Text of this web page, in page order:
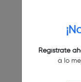
Regístrate
a lo